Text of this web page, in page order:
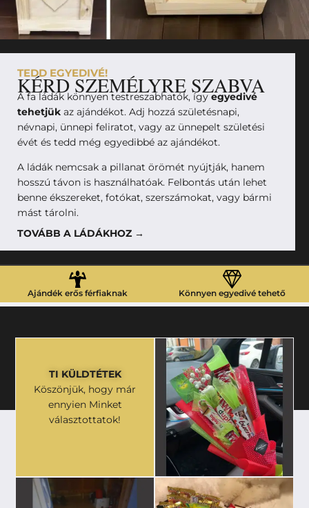
TEDD EGYEDIVÉ!
KÉRD SZEMÉLYRE SZABVA
A fa ládák könnyen testreszabhatók, ígyegyedivé
tehetjük az ajándékot. Adj hozzá születésnapi,
névnapi, ünnepi feliratot, vagy az ünnepelt születési
évét és tedd még egyedibbé az ajándékot.
A ládák nemcsak a pillanat örömét nyújtják, hanem
hosszú távon is használhatóak. Felbontás után lehet
benne ékszereket, fotókat, szerszámokat, vagy bármi
mást tárolni.
TOVÁBB A LÁDÁKHOZ →
Ajándék erős férfiaknak Könnyen egyedivé tehető
TI KÜLDTÉTEK
Köszönjük, hogy már
ennyien Minket
választottatok!